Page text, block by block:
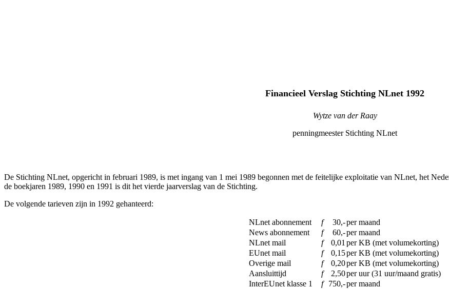
Financieel Verslag Stichting NLnet 1992
Wytze van der Raay
penningmeester Stichting NLnet
De Stichting NLnet, opgericht in februari 1989, is met ingang van 1 mei 1989 begonnen met de feitelijke exploitatie van NLnet, het
de boekjaren 1989, 1990 en 1991 is dit het vierde jaarverslag van de Stichting.
De volgende tarieven zijn in 1992 gehanteerd:
NLnet abonnement f 30,-per maand
News abonnement
f 60,-per maand
NLnet mail
f 0,01 per KB (met volumekorting)
EUnet mail
f 0,15per KB (met volumekorting)
Overige mail
f 0,20per KB (met volumekorting)
Aansluittijd
f 2,50per uur (31 uur/maand gratis)
InterEUnet klasse 1
f 750,-per maand